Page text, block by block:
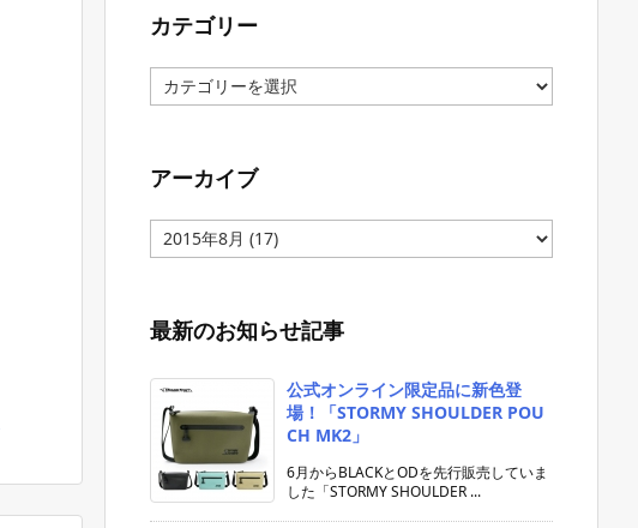
カテゴリー
テ
ー
アーカイブ
ア
ー
ブ
最新のお知らせ記事
公式オンライン限定品に新色登
場！「STORMY SHOULDER POU
CH MK2」
6月からBLACKとODを先行販売していま
した「STORMY SHOULDER ...